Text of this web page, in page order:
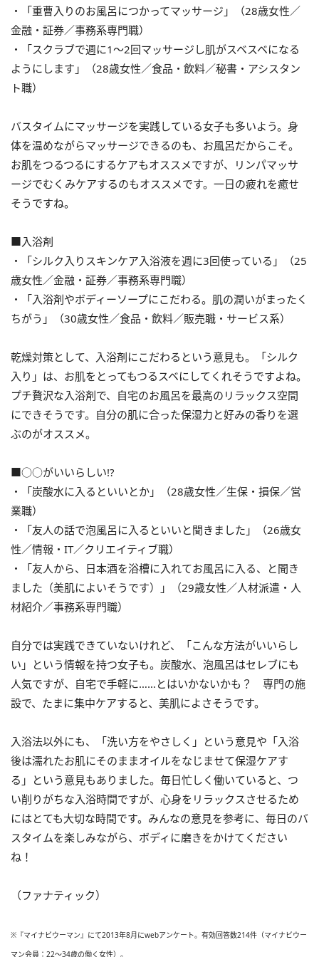
・「重曹入りのお風呂につかってマッサージ」（28歳女性／
金融・証券／事務系専門職）
・「スクラブで週に1～2回マッサージし肌がスベスベになる
ようにします」（28歳女性／食品・飲料／秘書・アシスタン
ト職）
バスタイムにマッサージを実践している女子も多いよう。身
体を温めながらマッサージできるのも、お風呂だからこそ。
お肌をつるつるにするケアもオススメですが、リンパマッサ
ージでむくみケアするのもオススメです。一日の疲れを癒せ
そうですね。
■入浴剤
・「シルク入りスキンケア入浴液を週に3回使っている」（25
歳女性／金融・証券／事務系専門職）
・「入浴剤やボディーソープにこだわる。肌の潤いがまったく
ちがう」（30歳女性／食品・飲料／販売職・サービス系）
乾燥対策として、入浴剤にこだわるという意見も。「シルク
入り」は、お肌をとってもつるスベにしてくれそうですよね。
プチ贅沢な入浴剤で、自宅のお風呂を最高のリラックス空間
にできそうです。自分の肌に合った保湿力と好みの香りを選
ぶのがオススメ。
■○○がいいらしい!?
・「炭酸水に入るといいとか」（28歳女性／生保・損保／営
業職）
・「友人の話で泡風呂に入るといいと聞きました」（26歳女
性／情報・IT／クリエイティブ職）
・「友人から、日本酒を浴槽に入れてお風呂に入る、と聞き
ました（美肌によいそうです）」（29歳女性／人材派遣・人
材紹介／事務系専門職）
自分では実践できていないけれど、「こんな方法がいいらし
い」という情報を持つ女子も。炭酸水、泡風呂はセレブにも
人気ですが、自宅で手軽に……とはいかないかも？ 専門の施
設で、たまに集中ケアすると、美肌によさそうです。
入浴法以外にも、「洗い方をやさしく」という意見や「入浴
後は濡れたお肌にそのままオイルをなじませて保湿ケアす
る」という意見もありました。毎日忙しく働いていると、つ
い削りがちな入浴時間ですが、心身をリラックスさせるため
にはとても大切な時間です。みんなの意見を参考に、毎日のバ
スタイムを楽しみながら、ボディに磨きをかけてください
ね！
（ファナティック）
※『マイナビウーマン』にて2013年8月にwebアンケート。有効回答数214件（マイナビウー
マン会員：22～34歳の働く女性）。